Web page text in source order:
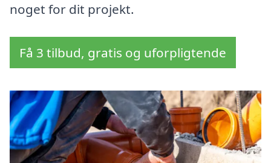
noget for dit projekt.
Få 3 tilbud, gratis og uforpligtende